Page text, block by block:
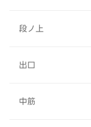
段ノ上
出口
中筋